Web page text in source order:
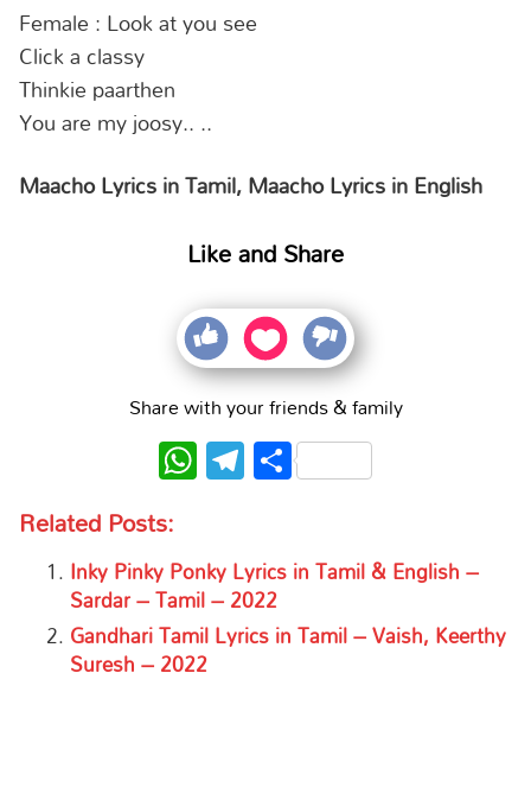
Female : Look at you see
Click a classy
Thinkie paarthen
You are my joosy.. ..
Maacho Lyrics in Tamil, Maacho Lyrics in English
Like and Share
Share with your friends & family
WhatsApp
Telegram
Share
Related Posts:
Inky Pinky Ponky Lyrics in Tamil & English –
Sardar – Tamil – 2022
Gandhari Tamil Lyrics in Tamil – Vaish, Keerthy
Suresh – 2022